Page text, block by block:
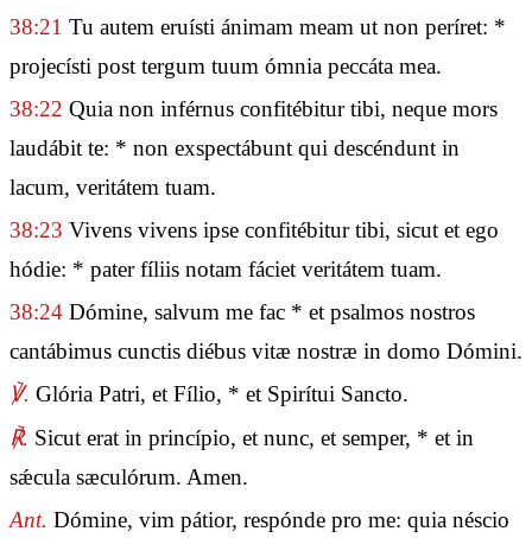
38:21 Tu autem eruísti ánimam meam ut non períret: *
projecísti post tergum tuum ómnia peccáta mea.
38:22 Quia non inférnus confitébitur tibi, neque mors
laudábit te: * non exspectábunt qui descéndunt in
lacum, veritátem tuam.
38:23 Vivens vivens ipse confitébitur tibi, sicut et ego
hódie: * pater fíliis notam fáciet veritátem tuam.
38:24 Dómine, salvum me fac * et psalmos nostros
cantábimus cunctis diébus vitæ nostræ in domo Dómini.
℣. Glória Patri, et Fílio, * et Spirítui Sancto.
℟. Sicut erat in princípio, et nunc, et semper, * et in
sǽcula sæculórum. Amen.
Ant. Dómine, vim pátior, respónde pro me: quia néscio